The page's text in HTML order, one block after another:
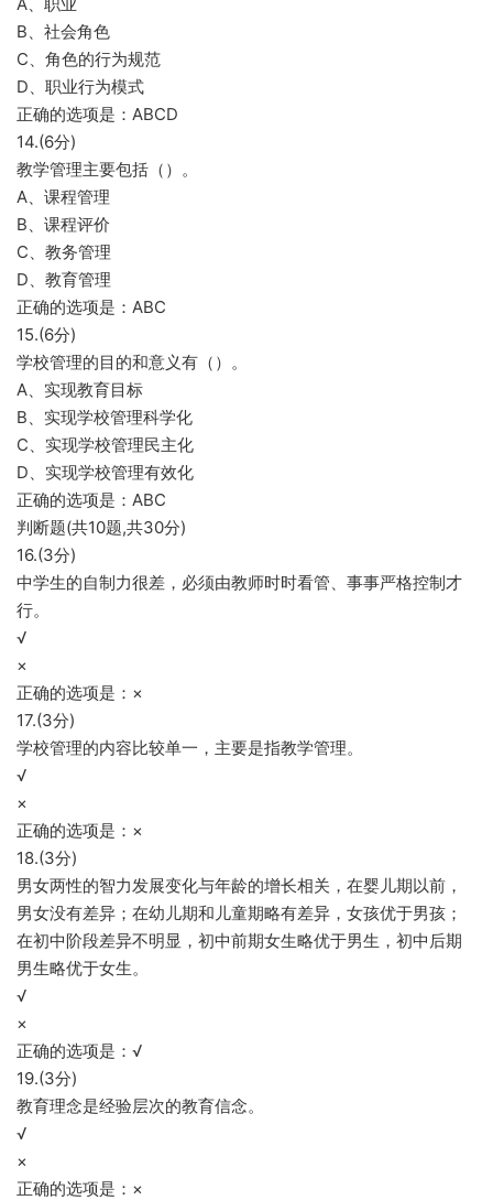
B、社会角色
C、角色的行为规范
D、职业行为模式
正确的选项是：ABCD
14.(6分)
教学管理主要包括（）。
A、课程管理
B、课程评价
C、教务管理
D、教育管理
正确的选项是：ABC
15.(6分)
学校管理的目的和意义有（）。
A、实现教育目标
B、实现学校管理科学化
C、实现学校管理民主化
D、实现学校管理有效化
正确的选项是：ABC
判断题(共10题,共30分)
16.(3分)
中学生的自制力很差，必须由教师时时看管、事事严格控制才
行。
√
×
正确的选项是：×
17.(3分)
学校管理的内容比较单一，主要是指教学管理。
√
×
正确的选项是：×
18.(3分)
男女两性的智力发展变化与年龄的增长相关，在婴儿期以前，
男女没有差异；在幼儿期和儿童期略有差异，女孩优于男孩；
在初中阶段差异不明显，初中前期女生略优于男生，初中后期
男生略优于女生。
√
×
正确的选项是：√
19.(3分)
教育理念是经验层次的教育信念。
√
×
正确的选项是：×